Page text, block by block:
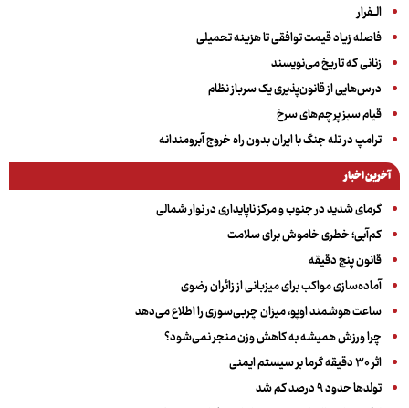
الــفرار
فاصله زیاد قیمت توافقی تا هزینه تحمیلی
زنانی که تاریخ می‌نویسند
درس‌هایی از قانون‌پذیری یک سرباز نظام
قیام سبز پرچم‌های سرخ
ترامپ در تله جنگ با ایران بدون راه خروج آبرومندانه
آخرین اخبار
گرمای شدید در جنوب و مرکز ناپایداری در نوار شمالی
کم‌آبی؛ خطری خاموش برای سلامت
قانون پنج دقیقه
آماده‌سازی مواکب برای میزبانی از زائران رضوی
ساعت هوشمند اوپو، میزان چربی‌سوزی را اطلاع می‌دهد
چرا ورزش همیشه به کاهش وزن منجر نمی‌شود؟
اثر ۳۰ دقیقه گرما بر سیستم ایمنی
تولدها حدود ۹ درصد کم شد